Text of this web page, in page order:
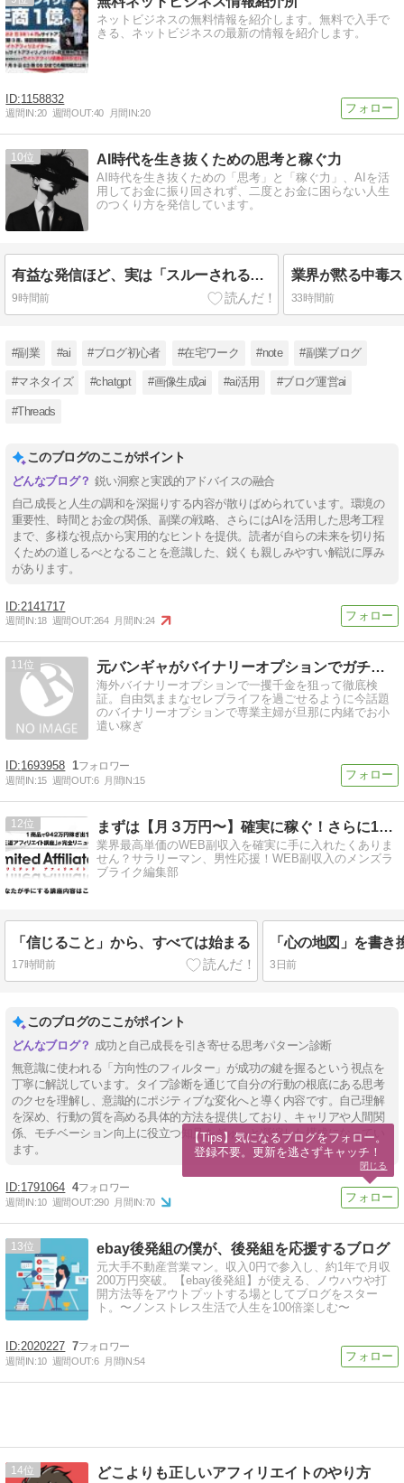
ネットビジネスの無料情報を紹介します。無料で入手で
きる、ネットビジネスの最新の情報を紹介します。
1158832
週間IN:20 週間OUT:40 月間IN:20
10 AI時代を生き抜くための思考と稼ぐ力
AI時代を生き抜くための「思考」と「稼ぐ力」、AIを活
用してお金に振り回されず、二度とお金に困らない人生
のつくり方を発信しています。
有益な発信ほど、実は「スルーされる。」今すぐ捨てるべき常識。
9時間前 33時間前
#副業 #ai #ブログ初心者 #在宅ワーク #note #副業ブログ
#マネタイズ #chatgpt #画像生成ai #ai活用 #ブログ運営ai
#Threads
このブログのここがポイント
鋭い洞察と実践的アドバイスの融合
自己成長と人生の調和を深掘りする内容が散りばめられています。環境の
重要性、時間とお金の関係、副業の戦略、さらにはAIを活用した思考工程
まで、多様な視点から実用的なヒントを提供。読者が自らの未来を切り拓
くための道しるべとなることを意識した、鋭くも親しみやすい解説に厚み
があります。
2141717
週間IN:18 週間OUT:264 月間IN:24
11 元バンギャがバイナリーオプションでガチ検証!!
海外バイナリーオプションで一攫千金を狙って徹底検
証。自由気ままなセレブライフを過ごせるように今話題
のバイナリーオプションで専業主婦が旦那に内緒でお小
遣い稼ぎ
1693958 1
週間IN:15 週間OUT:6 月間IN:15
12 まずは【月３万円〜】確実に稼ぐ！さらに10万⇒100万への道
業界最高単価のWEB副収入を確実に手に入れたくありま
せん？サラリーマン、男性応援！WEB副収入のメンズラ
ブライク編集部
「信じること」から、すべては始まる
17時間前 3日前
このブログのここがポイント
成功と自己成長を引き寄せる思考パターン診断
無意識に使われる「方向性のフィルター」が成功の鍵を握るという視点を
丁寧に解説しています。タイプ診断を通じて自分の行動の根底にある思考
のクセを理解し、意識的にポジティブな変化へと導く内容です。自己理解
を深め、行動の質を高める具体的方法を提供しており、キャリアや人間関
係、モチベーション向上に役立つ知見をぎゅっと凝縮した構成になってい
ます。
1791064 4
週間IN:10 週間OUT:290 月間IN:70
13 ebay後発組の僕が、後発組を応援するブログ
元大手不動産営業マン。収入0円で参入し、約1年で月収
200万円突破。【ebay後発組】が使える、ノウハウや打
開方法等をアウトプットする場としてブログをスター
ト。〜ノンストレス生活で人生を100倍楽しむ〜
2020227 7
週間IN:10 週間OUT:6 月間IN:54
14 どこよりも正しいアフィリエイトのやり方
【Tips】気になるブログをフォロー。
登録不要。更新を逃さずキャッチ！
閉じる